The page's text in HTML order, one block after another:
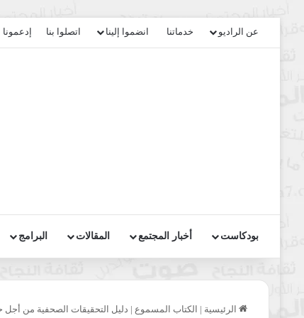
عن الراديو خدماتنا انضموا إلينا اتصلوا بنا إدعمونا
بودكاست أخبار المجتمع المقالات البرامج
الرئيسية | الكتاب المسموع | دليل التحقيقات الصحفية من أجل